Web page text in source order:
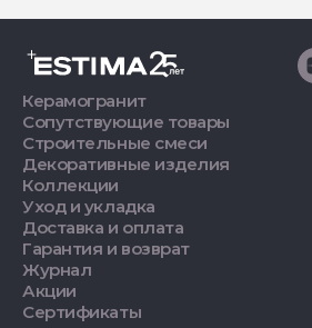
Керамогранит
Сопутствующие товары
Строительные смеси
Декоративные изделия
Коллекции
Уход и укладка
Доставка и оплата
Гарантия и возврат
Журнал
Акции
Сертификаты